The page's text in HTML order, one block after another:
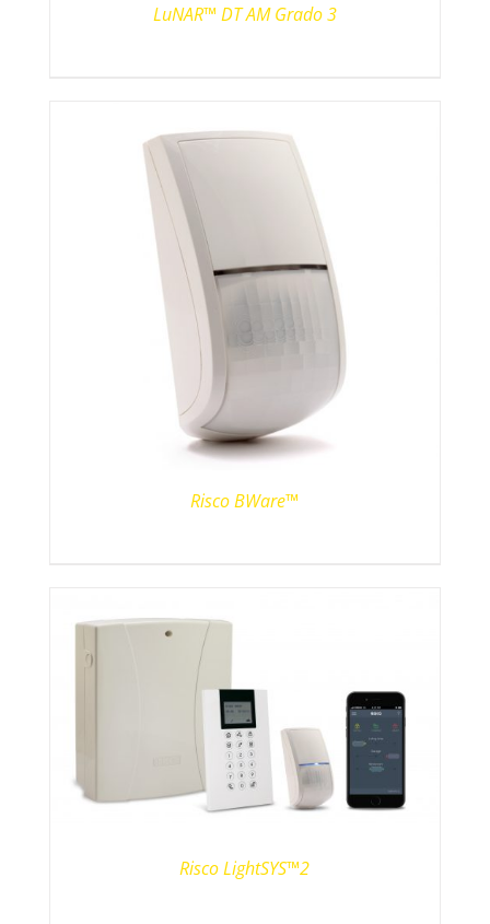
LuNAR™ DT AM Grado 3
Risco BWare™
Risco LightSYS™2